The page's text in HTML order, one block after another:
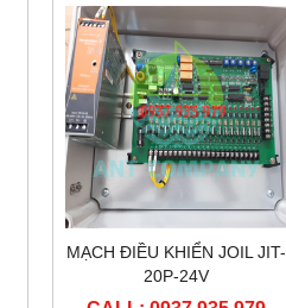
MẠCH ĐIỀU KHIỂN JOIL JIT-
20P-24V